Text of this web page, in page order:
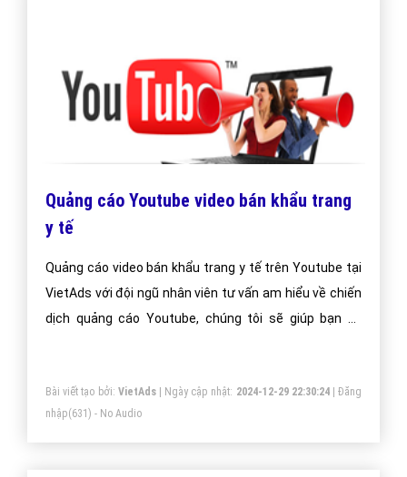
Các Hình Thức Quảng Cáo Google Website
bán khẩu trang y tế? - VietAdsGroup.Vn
Bài viết này VietAds chia sẻ các hình thức quảng cáo
google website bán khẩu trang y tế mới nhất hiện nay.
Các hình thức quảng cáo google bán khẩu trang y tế
Bài viết tạo bởi: VietAds| Ngày cập nhật: 2024-12-30 02:31:56| Đăng
nhập(665) - No Audio